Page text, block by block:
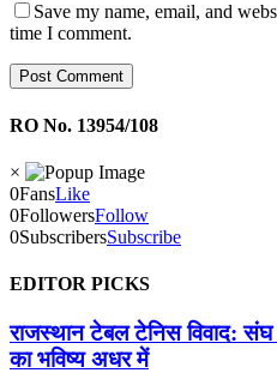
Save my name, email, and
time I comment.
RO No. 13954/108
×
0FansLike
0FollowersFollow
0SubscribersSubscribe
EDITOR PICKS
राजस्थान टेबल टेनिस विवाद:
का भविष्य अधर में